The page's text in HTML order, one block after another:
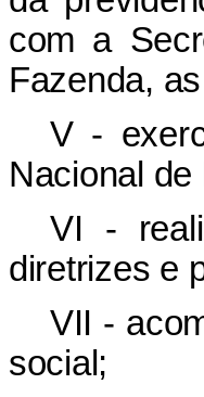
com a
Fazenda,
V -
Nacional
VI -
diretrizes e
VII -
social;